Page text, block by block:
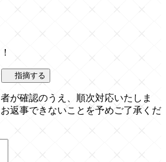
指摘する
が確認のうえ、順次対応いたしま
返事できないことを予めご了承くだ